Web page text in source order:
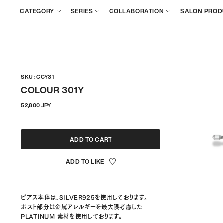
CATEGORY SERIES COLLABORATION SALON
SKU : CCY31
COLOUR 301Y
52,800 JPY정
격
ADD TO CART
ピアス本体は、SILVER925を使用しております。
ポスト部分は金属アレルギーを最大限考慮した
PLATINUM 素材を使用しております。